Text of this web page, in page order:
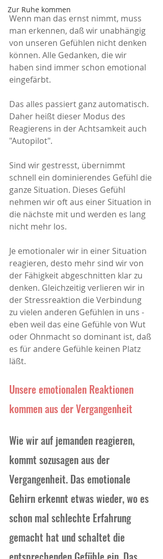
Zur Ruhe kommen
Wenn man das ernst nimmt, muss
man erkennen, daß wir unabhängig
von unseren Gefühlen nicht denken
können. Alle Gedanken, die wir
haben sind immer schon emotional
eingefärbt.
Das alles passiert ganz automatisch.
Daher heißt dieser Modus des
Reagierens in der Achtsamkeit auch
"Autopilot".
Sind wir gestresst, übernimmt
schnell ein dominierendes Gefühl die
ganze Situation. Dieses Gefühl
nehmen wir oft aus einer Situation in
die nächste mit und werden es lang
nicht mehr los.
Je emotionaler wir in einer Situation
reagieren, desto mehr sind wir von
der Fähigkeit abgeschnitten klar zu
denken. Gleichzeitig verlieren wir in
der Stressreaktion die Verbindung
zu vielen anderen Gefühlen in uns -
eben weil das eine Gefühle von Wut
oder Ohnmacht so dominant ist, daß
es für andere Gefühle keinen Platz
läßt.
Unsere emotionalen Reaktionen
kommen aus der Vergangenheit
Wie wir auf jemanden reagieren,
kommt sozusagen aus der
Vergangenheit. Das emotionale
Gehirn erkennt etwas wieder, wo es
schon mal schlechte Erfahrung
gemacht hat und schaltet die